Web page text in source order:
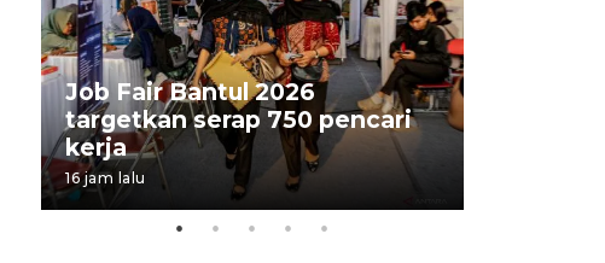
Job Fair Bantul 2026
targetkan serap 750 pencari
kerja
16 jam lalu